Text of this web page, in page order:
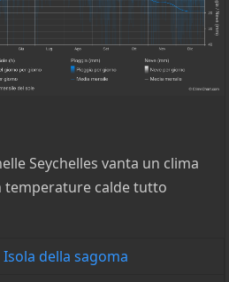
Seychelles vanta un clima
temperature calde tutto
della sagoma